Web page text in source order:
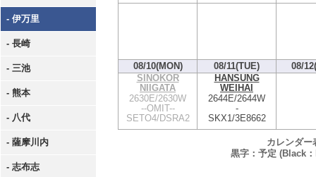
- 伊万里
- 長崎
- 三池
- 熊本
- 八代
- 薩摩川内
- 志布志
08/10(MON) 08/11(TUE)
08/
SINOKOR
NIIGATA
2630E/2630W
--OMIT--
SETO4/DSRA2
HANSUNG
WEIHAI
2644E/2644W
-
SKX1/3E8662
カレンダー
黒字：予定 (Black